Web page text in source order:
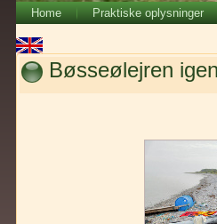
Home Praktiske oplysninger
Bøsseølejren